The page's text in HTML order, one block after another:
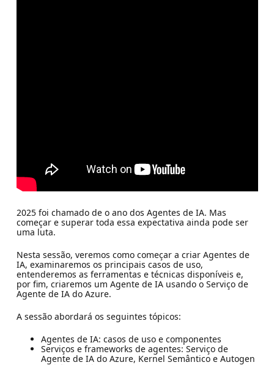
2025 foi chamado de o ano dos Agentes de IA. Mas
começar e superar toda essa expectativa ainda pode ser
uma luta.
Nesta sessão, veremos como começar a criar Agentes de
IA, examinaremos os principais casos de uso,
entenderemos as ferramentas e técnicas disponíveis e,
por fim, criaremos um Agente de IA usando o Serviço de
Agente de IA do Azure.
A sessão abordará os seguintes tópicos:
Agentes de IA: casos de uso e componentes
Serviços e frameworks de agentes: Serviço de
Agente de IA do Azure, Kernel Semântico e Autogen